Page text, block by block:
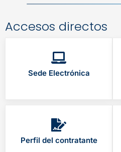
Accesos directos
Sede Electrónica
Perfil del contratante